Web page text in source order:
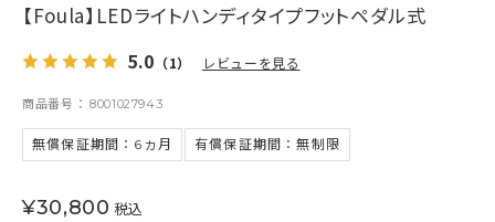
【Foula】LEDライトハンディタイプフットペダル式
5.0 （1） レビューを見る
商品番号 8001027943
無償保証期間：6ヵ月 有償保証期間：無制限
¥30,800 税込